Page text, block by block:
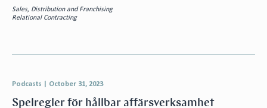
Sales, Distribution and Franchising
Relational Contracting
Podcasts October 31, 2023
Spelregler för hållbar affärsverksamhet